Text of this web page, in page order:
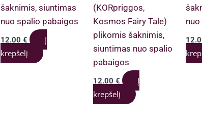
šaknimis, siuntimas
nuo spalio pabaigos
12.00€
Į
krepšelį
(KORpriggos,
Kosmos Fairy Tale)
plikomis šaknimis,
siuntimas nuo spalio
pabaigos
12.00€
Į
krepšelį